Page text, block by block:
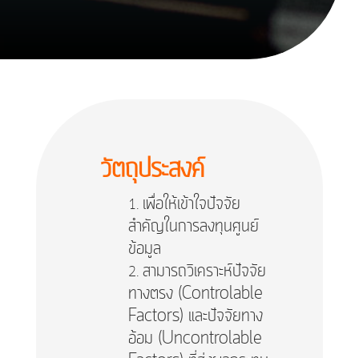
วัตถุประสงค์
เพื่อให้เข้าใจปัจจัย
สำคัญในการลงทุนศูนย์
ข้อมูล
สามารถวิเคราะห์ปัจจัย
ทางตรง (Controlable
Factors) และปัจจัยทาง
อ้อม (Uncontrolable